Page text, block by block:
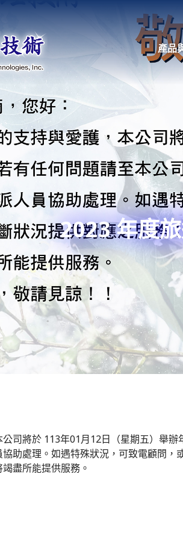
產品
2023 年度
司將於 113年01月12日（星期五）舉
助處理。如遇特殊狀況，可致電顧問
盡所能提供服務。